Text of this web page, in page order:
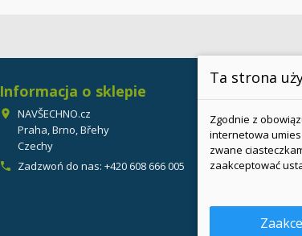
Informacja o sklepie

NAVŠECHNO.cz
Praha, Brno, Břehy
Czechy
 Zadzwoń do nas: +420 608 666 005
Ta strona
Zgodnie z
internetowa
zwane
zaakceptować